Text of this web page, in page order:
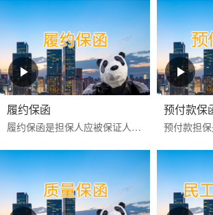
履约保函
履约保函是担保人应被保证人申请向工程承包项目中的业主或商品买卖中的买方出具的，保证被保证人严格按照合同约定全面和实际地履行其合同责任和义务的一种保函。
预付款保